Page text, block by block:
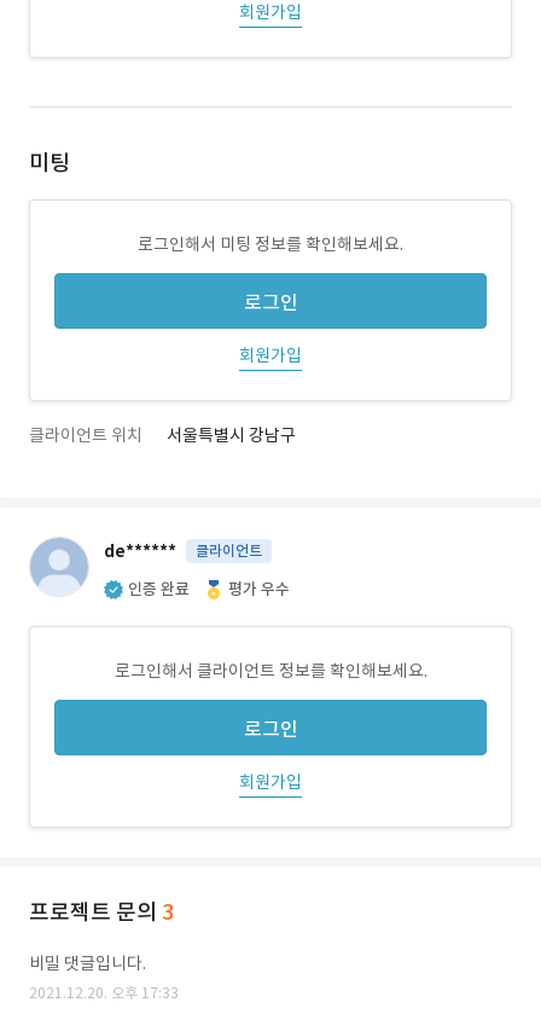
회원가입
미팅
로그인해서 미팅 정보를 확인해보세요.
로그인
회원가입
클라이언트 위치 서울특별시 강남구
de****** 클라이언트
인증 완료 평가 우수
로그인해서 클라이언트 정보를 확인해보세요.
로그인
회원가입
프로젝트 문의 3
비밀 댓글입니다.
2021.12.20. 오후 17:33